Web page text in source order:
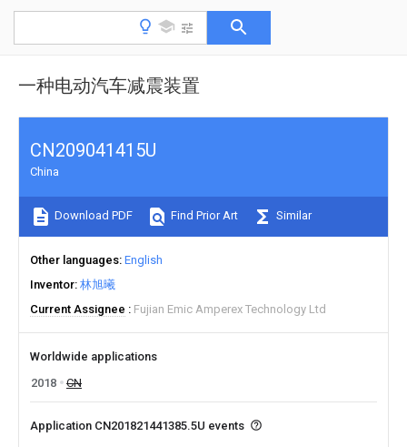
一种电动汽车减震装置
CN209041415U
China
Download PDF Find Prior Art Similar
Other languages English
Inventor 林旭曦
Current Assignee
Fujian Emic Amperex Technology Ltd
Worldwide applications
2018
CN
Application CN201821441385.5U events